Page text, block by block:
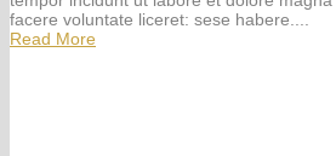
facere voluntate liceret: sese habere....
Read More